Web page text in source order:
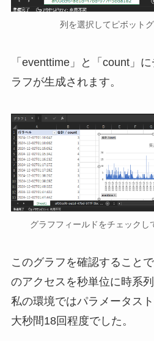
列を選択してピボット
「eventtime」と「count」
ラフが生成されます。
グラフフィールドをチェックし
このグラフを確認すること
のアクセスを秒単位に時系
私の環境ではパラメータス
大秒間18回程度でした。